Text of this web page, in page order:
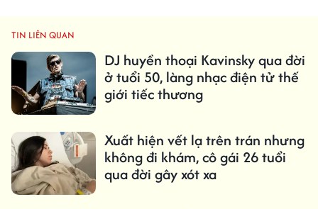
TIN LIÊN QUAN
DJ huyền thoại Kavinsky qua đời
ở tuổi 50, làng nhạc điện tử thế
giới tiếc thương
Xuất hiện vết lạ trên trán nhưng
không đi khám, cô gái 26 tuổi
qua đời gây xót xa